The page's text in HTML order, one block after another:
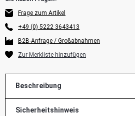
Frage zum Artikel
+49 (0) 5222 3643413
B2B-Anfrage / Großabnahmen
Beschreibung
Sicherheitshinweis